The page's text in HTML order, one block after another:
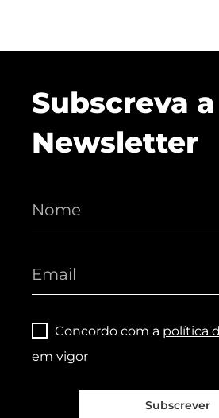
Subscreva a
Newsletter
Concordo com a política
em vigor
Subscrever